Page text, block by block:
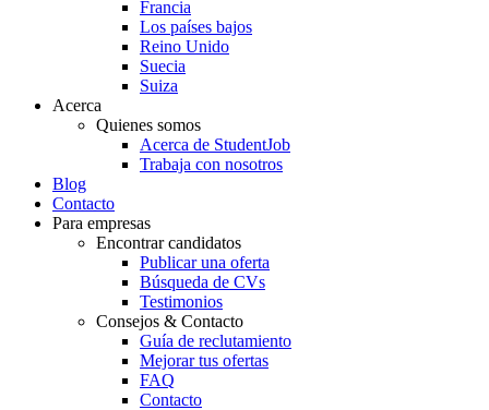
Francia
Los países bajos
Reino Unido
Suecia
Suiza
Acerca
Quienes somos
Acerca de StudentJob
Trabaja con nosotros
Blog
Contacto
Para empresas
Encontrar candidatos
Publicar una oferta
Búsqueda de CVs
Testimonios
Consejos & Contacto
Guía de reclutamiento
Mejorar tus ofertas
FAQ
Contacto